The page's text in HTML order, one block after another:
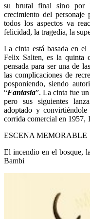
su brutal final sino por
crecimiento del
todos los aspectos va
felicidad, la tragedia, la
La cinta está basada en el
Felix Salten, es la quinta
pensada para ser una de
las complicaciones de
posponiendo, siendo
“Fantasia”. La cinta fue
pero sus siguientes
adoptado y
corrida comercial en 1957,
ESCENA MEMORABLE
El incendio en el bosque,
Bambi